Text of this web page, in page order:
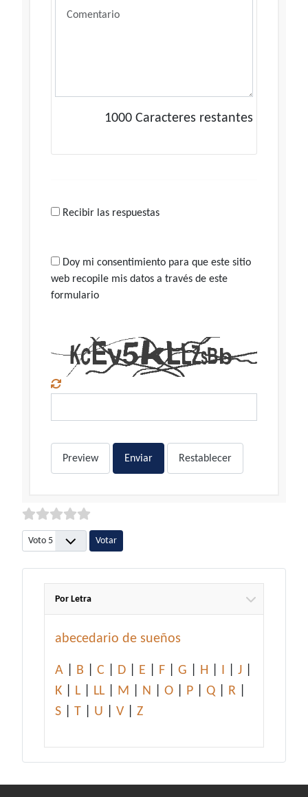
1000 Caracteres restantes
Recibir las respuestas
Doy mi consentimiento para que este sitio
web recopile mis datos a través de este
formulario
Preview Enviar Restablecer
Por favor, vote
Por Letra
abecedario de sueños
A B C D E F G H I J
K
L LL M N O P Q R
S
T U V Z